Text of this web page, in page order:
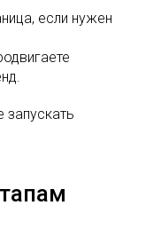
если нужен
запускать